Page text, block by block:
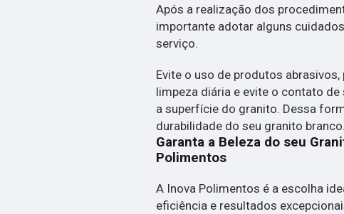
Após a realização dos
importante adotar alguns
serviço.
Evite o uso de produtos
limpeza diária e evite o contato
a superfície do granito. Dessa
durabilidade do seu granito branco.
Garanta a Beleza do seu
Polimentos
A Inova Polimentos é a escolha
eficiência e resultados